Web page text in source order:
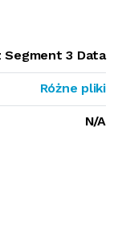
Segment 3 Data
Różne pliki
N/A